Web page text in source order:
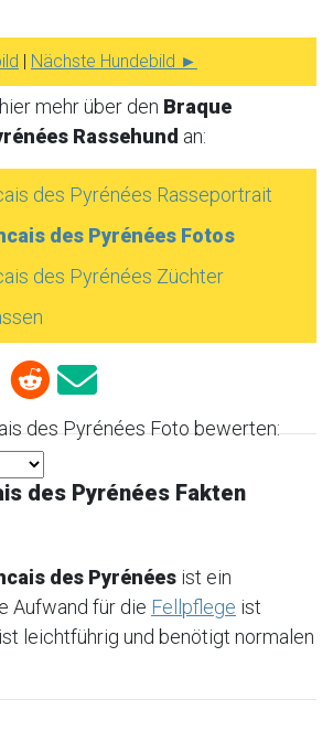
| Nächste Hundebild ►
mehr über den Braque
Rassehund an:
des Pyrénées Rasseportrait
des Pyrénées Fotos
des Pyrénées Züchter
des Pyrénées Foto bewerten:
des Pyrénées Fakten
des Pyrénées ist ein
Aufwand für die Fellpflege ist
leichtführig und benötigt normalen